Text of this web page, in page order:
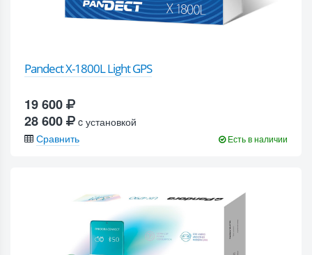
Pandect X-1800L Light GPS
19 600
28 600
c установкой
Сравнить
Есть в наличии